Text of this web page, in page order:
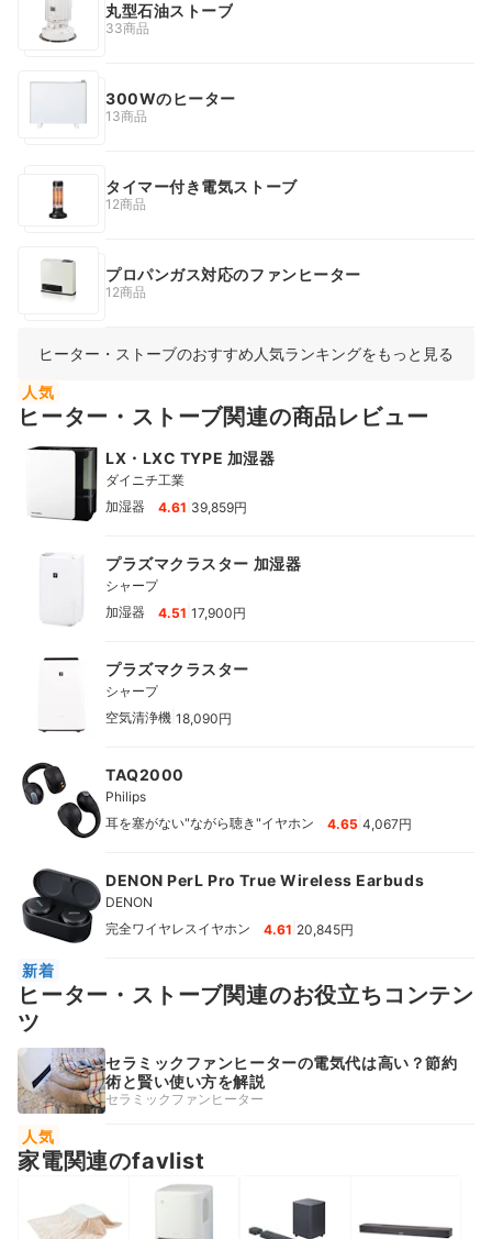
丸型石油ストーブ
33商品
300Wのヒーター
13商品
タイマー付き電気ストーブ
12商品
プロパンガス対応のファンヒーター
12商品
ヒーター・ストーブのおすすめ人気ランキングをもっと見る
人気
ヒーター・ストーブ関連の商品レビュー
LX・LXC TYPE 加湿器
ダイニチ工業
加湿器
4.61 39,859円
プラズマクラスター 加湿器
シャープ
加湿器
4.51 17,900円
プラズマクラスター
シャープ
空気清浄機 18,090円
TAQ2000
Philips
耳を塞がない"ながら聴き"イヤホン
4.65 4,067円
DENON PerL Pro True Wireless Earbuds
DENON
完全ワイヤレスイヤホン
4.61 20,845円
新着
ヒーター・ストーブ関連のお役立ちコンテン
ツ
セラミックファンヒーターの電気代は高い？節約
術と賢い使い方を解説
セラミックファンヒーター
人気
家電関連のfavlist